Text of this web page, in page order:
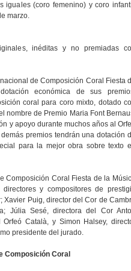
iguales (coro femenino) y coro
marzo.
inéditas y no premiadas
de Composición Coral Fiesta
económica de sus
coral para coro mixto, dotado
nombre de Premio Maria Font
y apoyo durante muchos años al
premios tendrán una dotación
para la mejor obra sobre texto
Composición Coral Fiesta de la
y compositores de
Xavier Puig, director del Cor de
Júlia Sesé, directora del Cor
Català, y Simon Halsey,
presidente del jurado.
Composición Coral